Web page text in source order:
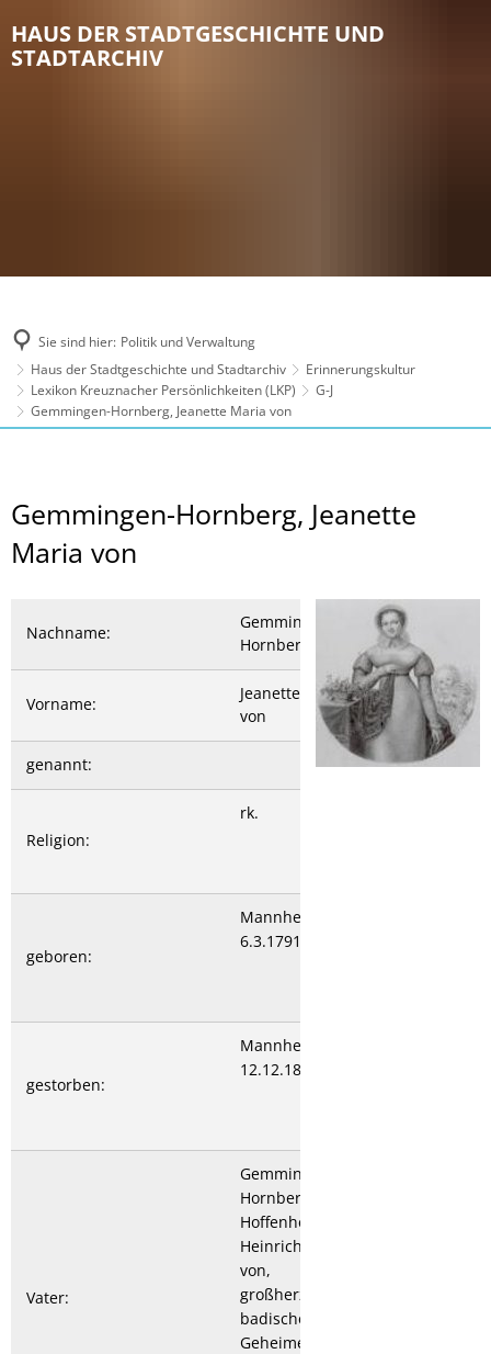
HAUS DER STADTGESCHICHTE UND
STADTARCHIV
Sie sind hier: Politik und Verwaltung
Haus der Stadtgeschichte und Stadtarchiv
Erinnerungskultur
Lexikon Kreuznacher Persönlichkeiten (LKP)
G-J
Gemmingen-Hornberg, Jeanette Maria von
Gemmingen-
Hornberg,
Maria
von
Gemmingen-Hornberg, Jeanette
Maria von
Nachname:
Gemmingen-
Hornberg
Vorname:
Jeanette Maria
von
genannt:
Religion:
rk.
geboren:
Mannheim
6.3.1791
gestorben:
Mannheim
12.12.1821
Vater:
Gemmingen-
Hornberg zu
Hoffenheim Otto
Heinrich Freiherr
von,
großherzoglicher
badischer
Geheimer Rat u.